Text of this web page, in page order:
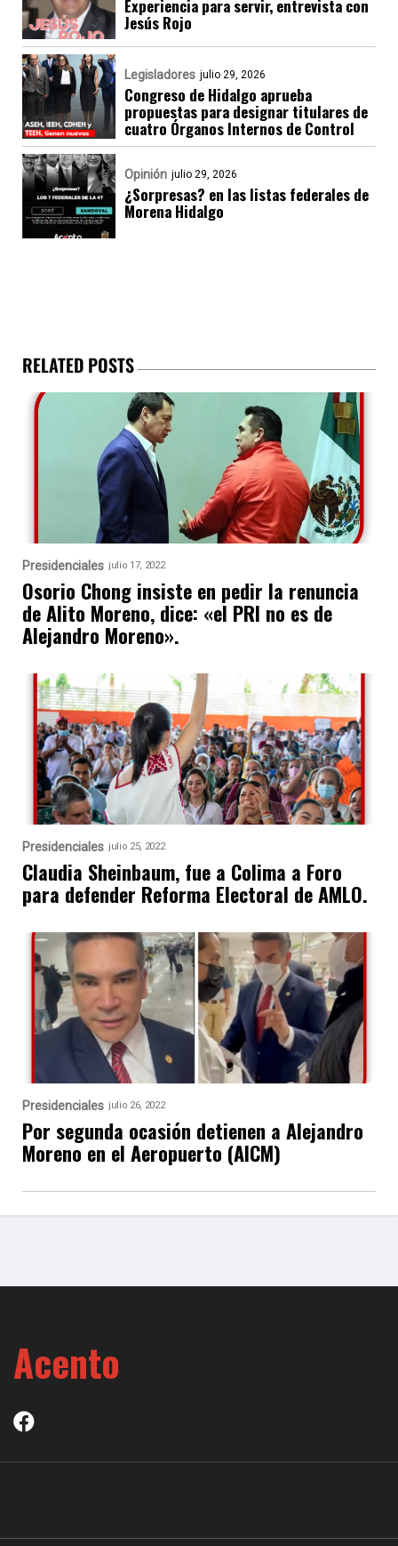
Experiencia para servir, entrevista con
Jesús Rojo
Legisladores julio 29, 2026
Congreso de Hidalgo aprueba
propuestas para designar titulares de
cuatro Órganos Internos de Control
Opinión julio 29, 2026
¿Sorpresas? en las listas federales de
Morena Hidalgo
RELATED POSTS
Presidenciales julio 17, 2022
Osorio Chong insiste en pedir la renuncia
de Alito Moreno, dice: «el PRI no es de
Alejandro Moreno».
Presidenciales julio 25, 2022
Claudia Sheinbaum, fue a Colima a Foro
para defender Reforma Electoral de AMLO.
Presidenciales julio 26, 2022
Por segunda ocasión detienen a Alejandro
Moreno en el Aeropuerto (AICM)
Acento